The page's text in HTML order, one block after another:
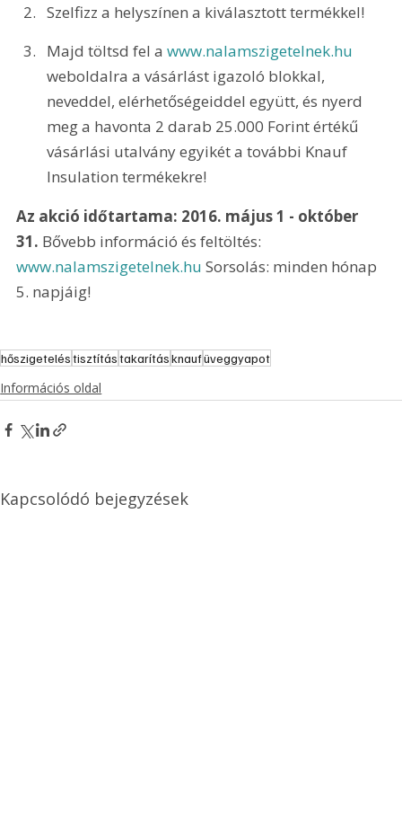
Szelfizz a helyszínen a kiválasztott termékkel!
Majd töltsd fel a www.nalamszigetelnek.hu
weboldalra a vásárlást igazoló blokkal,
neveddel, elérhetőségeiddel együtt, és nyerd
meg a havonta 2 darab 25.000 Forint értékű
vásárlási utalvány egyikét a további Knauf
Insulation termékekre!
Az akció időtartama: 2016. május 1 - október
31. Bővebb információ és feltöltés:
www.nalamszigetelnek.hu Sorsolás: minden hónap
5. napjáig!
hőszigeteléstisztítástakarításknaufüveggyapot
Információs oldal
Kapcsolódó bejegyzések